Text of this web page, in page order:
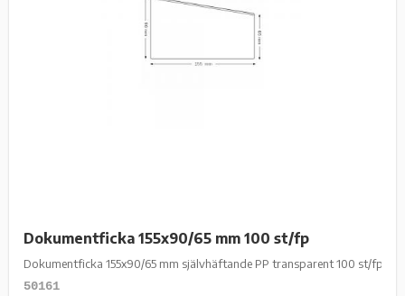
Dokumentficka 155x90/65 mm 100 st/fp
Dokumentficka 155x90/65 mm självhäftande PP transparent 100 st/fp
50161